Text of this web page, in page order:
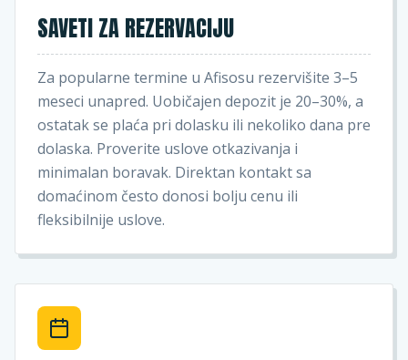
SAVETI ZA REZERVACIJU
Za popularne termine u Afisosu rezervišite 3–5
meseci unapred. Uobičajen depozit je 20–30%, a
ostatak se plaća pri dolasku ili nekoliko dana pre
dolaska. Proverite uslove otkazivanja i
minimalan boravak. Direktan kontakt sa
domaćinom često donosi bolju cenu ili
fleksibilnije uslove.